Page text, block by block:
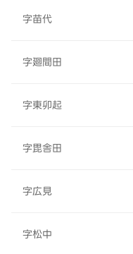
字苗代
字廻間田
字東卯起
字毘舎田
字広見
字松中